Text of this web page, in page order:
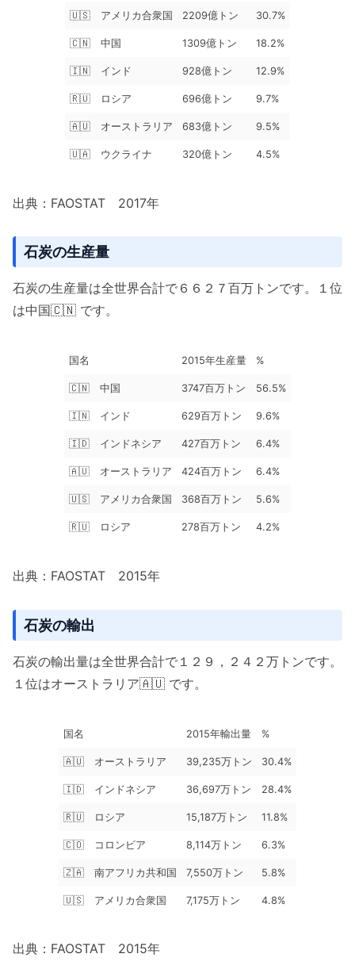
🇺🇸 アメリカ合衆国 2209億トン 30.7%
🇨🇳 中国 1309億トン 18.2%
🇮🇳 インド 928億トン 12.9%
🇷🇺 ロシア 696億トン 9.7%
🇦🇺 オーストラリア 683億トン 9.5%
🇺🇦 ウクライナ 320億トン 4.5%
出典：FAOSTAT 2017年
石炭の生産量
石炭の生産量は全世界合計で６６２７百万トンです。１位
は中国🇨🇳 です。
国名 2015年生産量 %
🇨🇳 中国 3747百万トン 56.5%
🇮🇳 インド 629百万トン 9.6%
🇮🇩 インドネシア 427百万トン 6.4%
🇦🇺 オーストラリア 424百万トン 6.4%
🇺🇸 アメリカ合衆国 368百万トン 5.6%
🇷🇺 ロシア 278百万トン 4.2%
出典：FAOSTAT 2015年
石炭の輸出
石炭の輸出量は全世界合計で１２９，２４２万トンです。
１位はオーストラリア🇦🇺 です。
国名 2015年輸出量 %
🇦🇺 オーストラリア 39,235万トン 30.4%
🇮🇩 インドネシア 36,697万トン 28.4%
🇷🇺 ロシア 15,187万トン 11.8%
🇨🇴 コロンビア 8,114万トン 6.3%
🇿🇦 南アフリカ共和国 7,550万トン 5.8%
🇺🇸 アメリカ合衆国 7,175万トン 4.8%
出典：FAOSTAT 2015年